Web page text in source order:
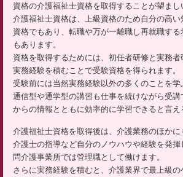
資格の介護福祉士資格を取得することが望まし
介護福祉士資格は、上級資格のため自分の高
資格でもあり、転職や万が一離職し再就職す
もあります。
資格を取得するためには、初任者研修と実務
実務経験を積むことで受験資格を得られます。
受験前には当然実務経験以外の多くのことを学
通信型や通学型の講習も仕事を続けながら受講
からの情報とともに効率的に学習できると言え
介護福祉士資格を取得後は、介護業務のほか
介護士の指導など自分のノウハウや経験を発
問介護事業所では管理職として働けます。
さらに実務経験を積むと、介護業界で最上級